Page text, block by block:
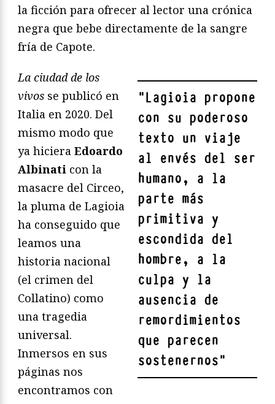
la ficción para ofrecer al lector una crónica
negra que bebe directamente de la sangre
fría de Capote.
"Lagioia propone
con su poderoso
texto un viaje
al envés del ser
humano, a la
parte más
primitiva y
escondida del
hombre, a la
culpa y la
ausencia de
remordimientos
que parecen
sostenernos"
La ciudad de los
vivos se publicó en
Italia en 2020. Del
mismo modo que
ya hiciera Edoardo
Albinati con la
masacre del Circeo,
la pluma de Lagioia
ha conseguido que
leamos una
historia nacional
(el crimen del
Collatino) como
una tragedia
universal.
Inmersos en sus
páginas nos
encontramos con